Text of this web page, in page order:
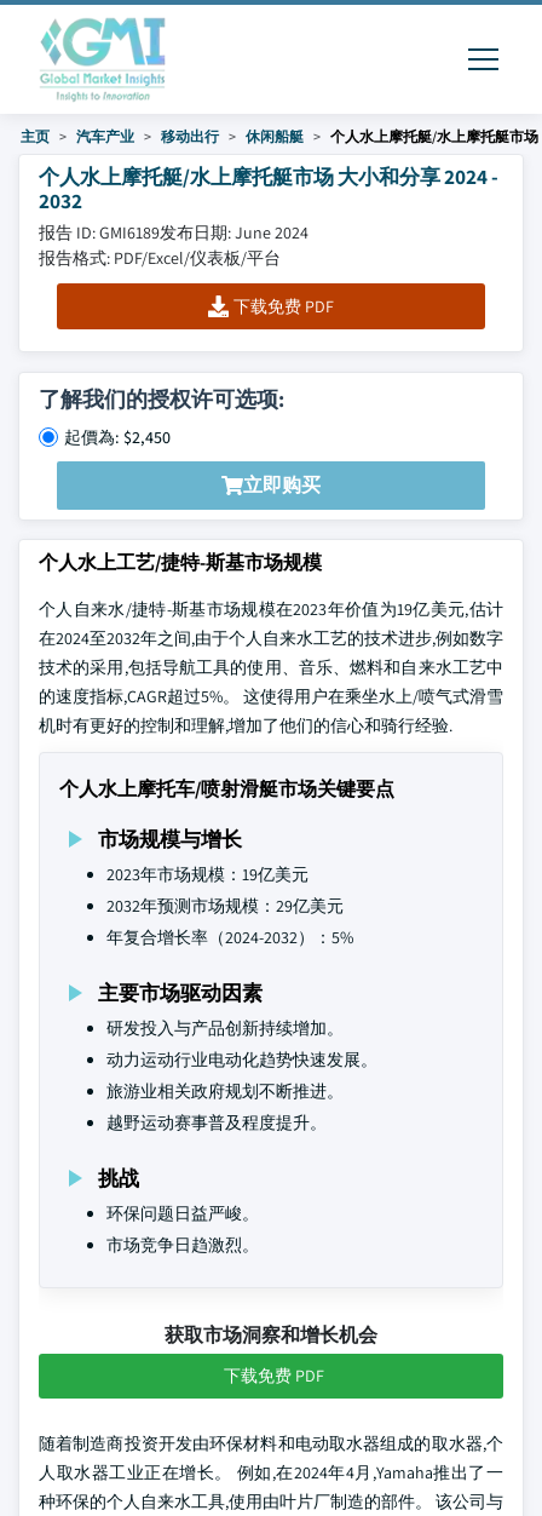
主页 汽车产业 移动出行 休闲船艇 个人水上摩托艇/水上摩托艇市场
个人水上摩托艇/水上摩托艇市场 大小和分享 2024 -
2032
报告 ID: GMI6189发布日期: June 2024
报告格式: PDF/Excel/仪表板/平台
下载免费 PDF
了解我们的授权许可选项:
起價為: $2,450
立即购买
个人水上工艺/捷特-斯基市场规模
个人自来水/捷特-斯基市场规模在2023年价值为19亿美元,估计
在2024至2032年之间,由于个人自来水工艺的技术进步,例如数字
技术的采用,包括导航工具的使用、音乐、燃料和自来水工艺中
的速度指标,CAGR超过5%。 这使得用户在乘坐水上/喷气式滑雪
机时有更好的控制和理解,增加了他们的信心和骑行经验.
个人水上摩托车/喷射滑艇市场关键要点
市场规模与增长
2023年市场规模：19亿美元
2032年预测市场规模：29亿美元
年复合增长率（2024-2032）：5%
主要市场驱动因素
研发投入与产品创新持续增加。
动力运动行业电动化趋势快速发展。
旅游业相关政府规划不断推进。
越野运动赛事普及程度提升。
挑战
环保问题日益严峻。
市场竞争日趋激烈。
获取市场洞察和增长机会
下载免费 PDF
随着制造商投资开发由环保材料和电动取水器组成的取水器,个
人取水器工业正在增长。 例如,在2024年4月,Yamaha推出了一
种环保的个人自来水工具,使用由叶片厂制造的部件。 该公司与